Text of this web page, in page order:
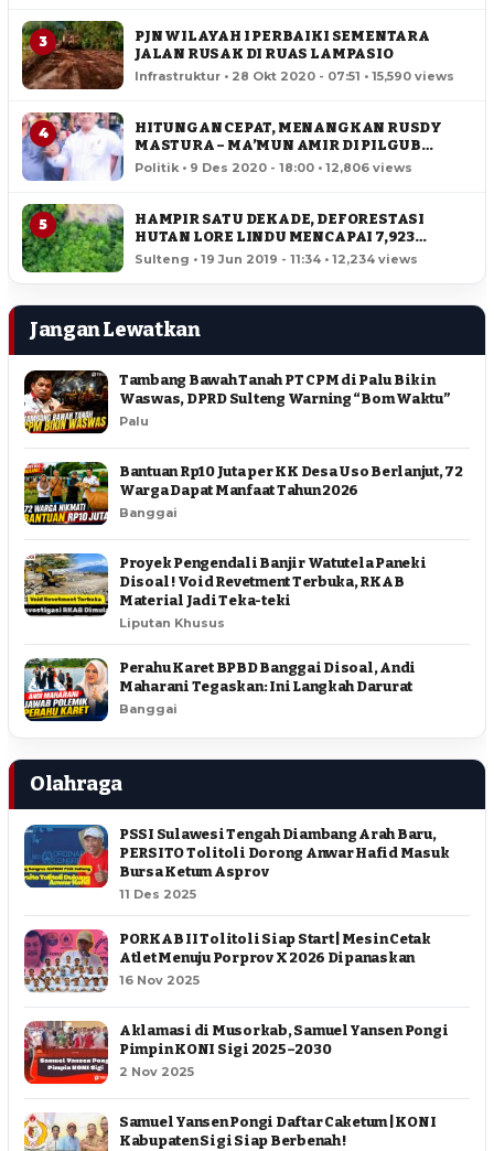
3
PJN WILAYAH I PERBAIKI SEMENTARA
JALAN RUSAK DI RUAS LAMPASIO
Infrastruktur • 28 Okt 2020 - 07:51 • 15,590 views
4
HITUNGAN CEPAT, MENANGKAN RUSDY
MASTURA – MA’MUN AMIR DI PILGUB
SULTENG
Politik • 9 Des 2020 - 18:00 • 12,806 views
5
HAMPIR SATU DEKADE, DEFORESTASI
HUTAN LORE LINDU MENCAPAI 7,923
HEKTAR
Sulteng • 19 Jun 2019 - 11:34 • 12,234 views
Jangan Lewatkan
Tambang Bawah Tanah PT CPM di Palu Bikin
Waswas, DPRD Sulteng Warning “Bom Waktu”
Palu
Bantuan Rp10 Juta per KK Desa Uso Berlanjut, 72
Warga Dapat Manfaat Tahun 2026
Banggai
Proyek Pengendali Banjir Watutela Paneki
Disoal ! Void Revetment Terbuka, RKAB
Material Jadi Teka-teki
Liputan Khusus
Perahu Karet BPBD Banggai Disoal, Andi
Maharani Tegaskan: Ini Langkah Darurat
Banggai
Olahraga
PSSI Sulawesi Tengah Diambang Arah Baru,
PERSITO Tolitoli Dorong Anwar Hafid Masuk
Bursa Ketum Asprov
11 Des 2025
PORKAB II Tolitoli Siap Start | Mesin Cetak
Atlet Menuju Porprov X 2026 Dipanaskan
16 Nov 2025
Aklamasi di Musorkab, Samuel Yansen Pongi
Pimpin KONI Sigi 2025–2030
2 Nov 2025
Samuel Yansen Pongi Daftar Caketum | KONI
Kabupaten Sigi Siap Berbenah !